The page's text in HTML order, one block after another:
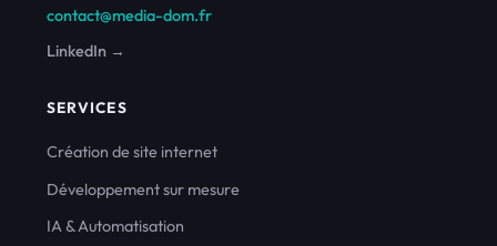
contact@media-dom.fr
LinkedIn →
SERVICES
Création de site internet
Développement sur mesure
IA & Automatisation